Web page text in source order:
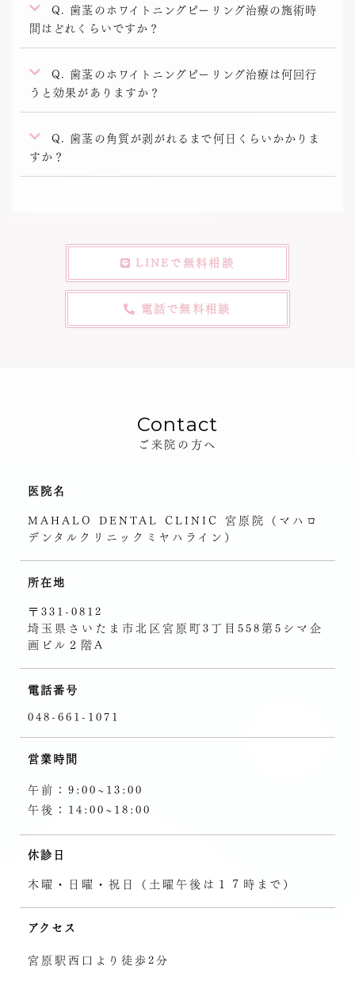
Q. 歯茎のホワイトニングピーリング治療の施術時
間はどれくらいですか？
Q. 歯茎のホワイトニングピーリング治療は何回行
うと効果がありますか？
Q. 歯茎の角質が剥がれるまで何日くらいかかりま
すか？
LINEで無料相談
電話で無料相談
Contact
ご来院の方へ
医院名
MAHALO DENTAL CLINIC 宮原院（マハロ
デンタルクリニックミヤハライン）
所在地
〒331-0812
埼玉県さいたま市北区宮原町3丁目558第5シマ企
画ビル２階A
電話番号
048-661-1071
営業時間
午前：9:00~13:00
午後：14:00~18:00
休診日
木曜・日曜・祝日（土曜午後は１７時まで）
アクセス
宮原駅西口より徒歩2分